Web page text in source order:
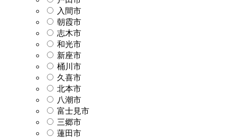
入間市
朝霞市
志木市
和光市
新座市
桶川市
久喜市
北本市
八潮市
富士見市
三郷市
蓮田市